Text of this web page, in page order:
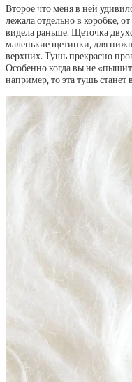
Второе что меня в ней
лежала отдельно в коробке,
видела раньше. Щеточка
маленькие щетинки, для
верхних. Тушь прекрасно
Особенно когда вы не
например, то эта тушь